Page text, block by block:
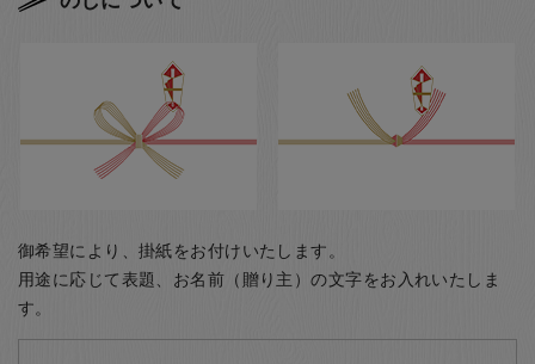
御希望により、掛紙をお付けいたします。
用途に応じて表題、お名前（贈り主）の文字をお入れいたしま
す。